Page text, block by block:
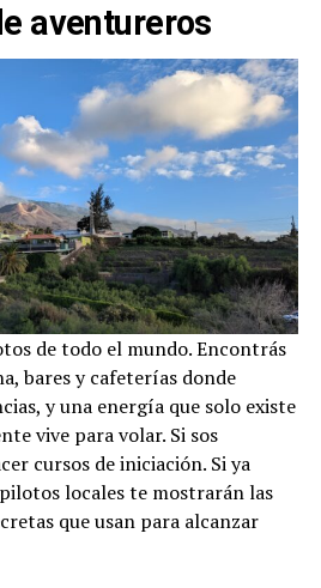
aventureros
de todo el mundo. Encontrás
bares y cafeterías donde
y una energía que solo existe
vive para volar. Si sos
cursos de iniciación. Si ya
locales te mostrarán las
que usan para alcanzar